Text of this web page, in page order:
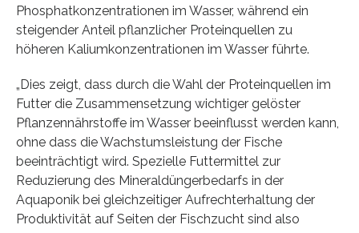
Phosphatkonzentrationen im Wasser, während ein
steigender Anteil pflanzlicher Proteinquellen zu
höheren Kaliumkonzentrationen im Wasser führte.
„Dies zeigt, dass durch die Wahl der Proteinquellen im
Futter die Zusammensetzung wichtiger gelöster
Pflanzennährstoffe im Wasser beeinflusst werden kann,
ohne dass die Wachstumsleistung der Fische
beeinträchtigt wird. Spezielle Futtermittel zur
Reduzierung des Mineraldüngerbedarfs in der
Aquaponik bei gleichzeitiger Aufrechterhaltung der
Produktivität auf Seiten der Fischzucht sind also